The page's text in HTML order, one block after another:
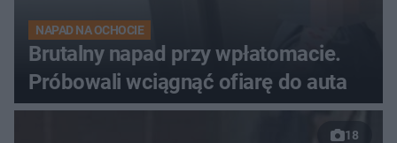
NAPAD NA OCHOCIE
Brutalny napad przy wpłatomacie.
Próbowali wciągnąć ofiarę do auta
18